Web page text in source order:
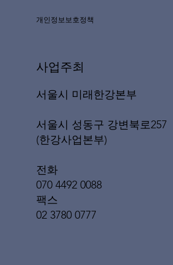
개인정보보호정책
사업주최
서울시 미래한강본부
서울시 성동구 강변북로257
(한강사업본부)
전화
070 4492 0088
팩스
02 3780 0777